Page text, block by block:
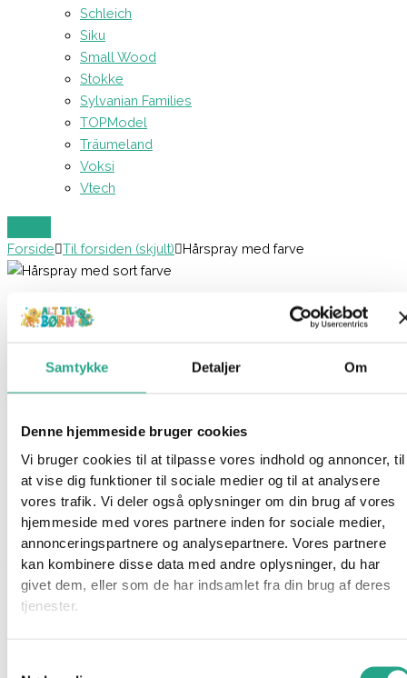
Samtykke Detaljer Om
Denne hjemmeside bruger cookies
Vi bruger cookies til at tilpasse vores indhold og annoncer, til
at vise dig funktioner til sociale medier og til at analysere
vores trafik. Vi deler også oplysninger om din brug af vores
hjemmeside med vores partnere inden for sociale medier,
annonceringspartnere og analysepartnere. Vores partnere
kan kombinere disse data med andre oplysninger, du har
givet dem, eller som de har indsamlet fra din brug af deres
tjenester.
Schleich
Siku
Small Wood
Stokke
Sylvanian Families
TOPModel
Träumeland
Voksi
Vtech
Forside Til forsiden (skjult) Hårspray med farve
Hårspray med farve
Ikke på lager
Spørg om produktet
Skal dit barn klædes ud som vampyr, monster eller andet, der
kunne have sort hår til halloween eller til en anden
begivenhed? Så kan denne hårspray med farve hjælpe dig på
vej. Sprayen er vandbaseret og du kan bruge den til at lave
striber eller til at farve hele håret.
Har du spørgsmål til denne vare?